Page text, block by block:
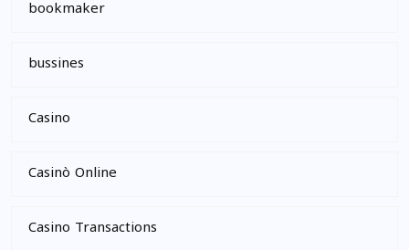
bookmaker
bussines
Casino
Casinò Online
Casino Transactions